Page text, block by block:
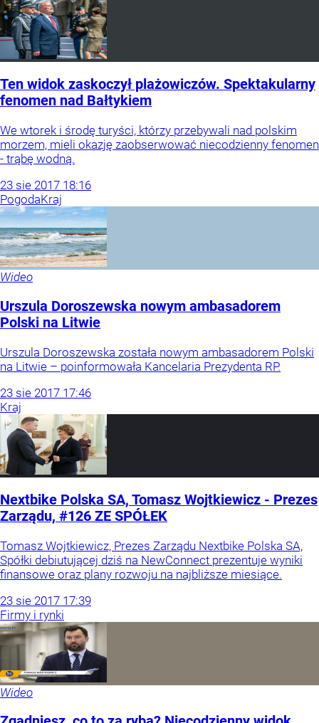
Ten widok zaskoczył plażowiczów. Spektakularny
fenomen nad Bałtykiem
We wtorek i środę turyści, którzy przebywali nad polskim
morzem, mieli okazję zaobserwować niecodzienny fenomen
- trąbę wodną.
23 sie 2017 18:16
PogodaKraj
Wideo
Urszula Doroszewska nowym ambasadorem
Polski na Litwie
Urszula Doroszewska została nowym ambasadorem Polski
na Litwie – poinformowała Kancelaria Prezydenta RP.
23 sie 2017 17:46
Kraj
Nextbike Polska SA, Tomasz Wojtkiewicz - Prezes
Zarządu, #126 ZE SPÓŁEK
Tomasz Wojtkiewicz, Prezes Zarządu Nextbike Polska SA,
Spółki debiutującej dziś na NewConnect prezentuje wyniki
finansowe oraz plany rozwoju na najbliższe miesiące.
23 sie 2017 17:39
Firmy i rynki
Wideo